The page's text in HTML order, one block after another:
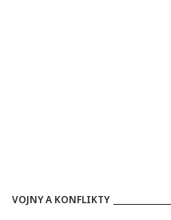
VOJNY A KONFLIKTY